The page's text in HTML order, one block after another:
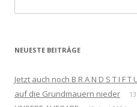
nach:
NEUESTE BEITRÄGE
Jetzt auch noch B R A N D S T I F
auf die Grundmauern nieder